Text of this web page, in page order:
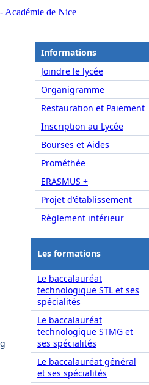
Informations
Joindre le lycée
Organigramme
Restauration et Paiement
Inscription au Lycée
Bourses et Aides
Prométhée
ERASMUS +
Projet d'établissement
Règlement intérieur
Les formations
Le baccalauréat
technologique STL et ses
spécialités
Le baccalauréat
technologique STMG et
ses spécialités
Le baccalauréat général
et ses spécialités